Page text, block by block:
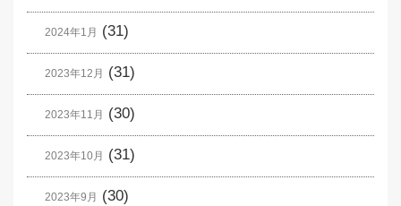
2024年1月 (31)
2023年12月 (31)
2023年11月 (30)
2023年10月 (31)
2023年9月 (30)